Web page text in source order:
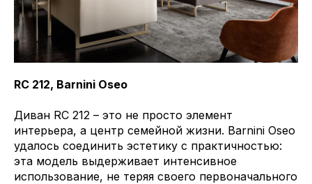
RC 212, Barnini Oseo
Диван RC 212 – это не просто элемент
интерьера, а центр семейной жизни. Barnini Oseo
удалось соединить эстетику с практичностью:
эта модель выдерживает интенсивное
использование, не теряя своего первоначального